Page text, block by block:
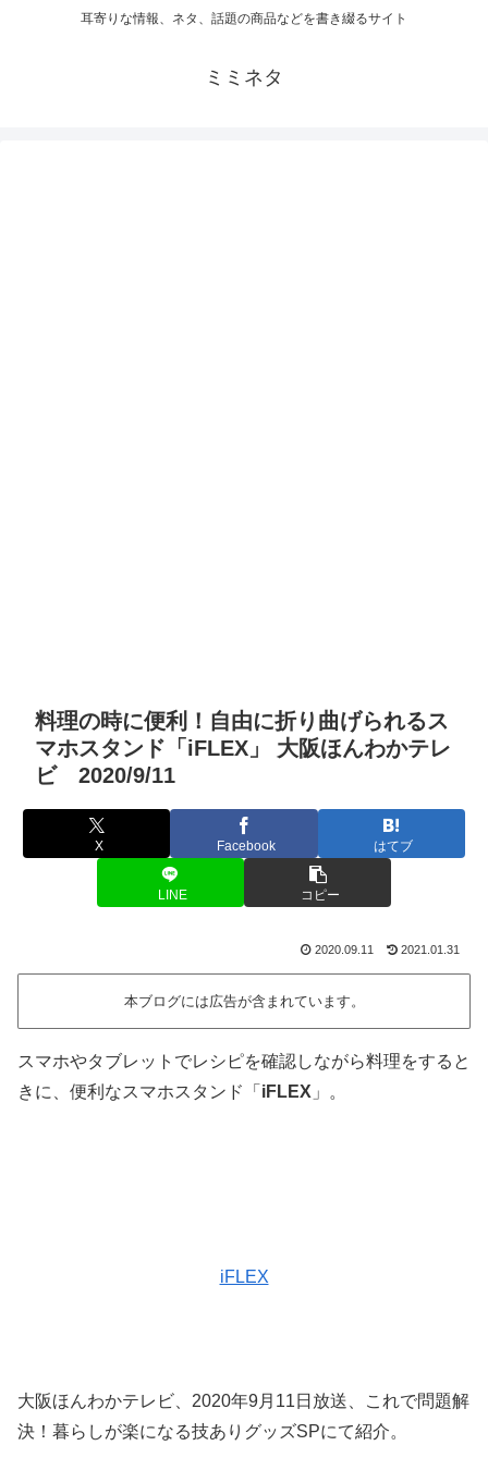
耳寄りな情報、ネタ、話題の商品などを書き綴るサイト
ミミネタ
料理の時に便利！自由に折り曲げられるス
マホスタンド「iFLEX」 大阪ほんわかテレ
ビ 2020/9/11
X Facebook はてブ
LINE コピー
2020.09.11 2021.01.31
本ブログには広告が含まれています。
スマホやタブレットでレシピを確認しながら料理をすると
きに、便利なスマホスタンド「 iFLEX 」。
iFLEX
大阪ほんわかテレビ、2020年9月11日放送、これで問題解
決！暮らしが楽になる技ありグッズSPにて紹介。